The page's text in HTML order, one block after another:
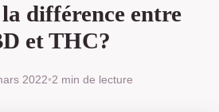
différence entre
et THC?
2022•2 min de lecture